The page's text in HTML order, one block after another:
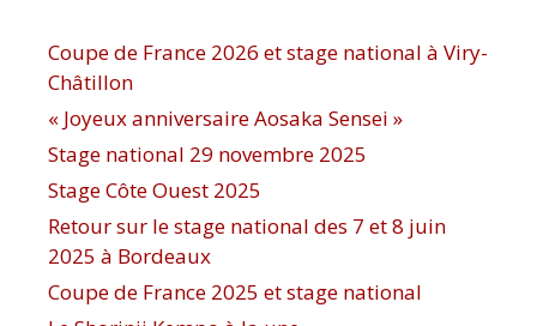
Coupe de France 2026 et stage national à Viry-
Châtillon
« Joyeux anniversaire Aosaka Sensei »
Stage national 29 novembre 2025
Stage Côte Ouest 2025
Retour sur le stage national des 7 et 8 juin
2025 à Bordeaux
Coupe de France 2025 et stage national